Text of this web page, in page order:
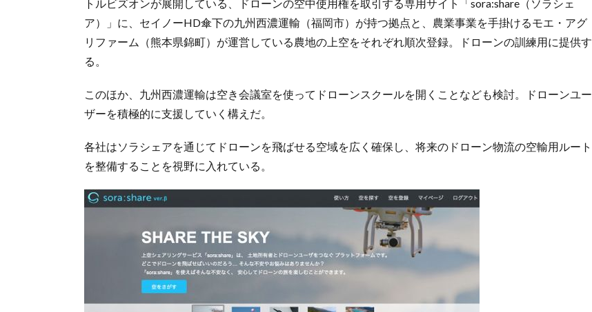
トルビズオンが展開している、ドローンの空中使用権を取引する専用サイト「sora:share（ソラシェ
ア）」に、セイノーHD傘下の九州西濃運輸（福岡市）が持つ拠点と、農業事業を手掛けるモエ・アグ
リファーム（熊本県錦町）が運営している農地の上空をそれぞれ順次登録。ドローンの訓練用に提供す
る。
このほか、九州西濃運輸は空き会議室を使ってドローンスクールを開くことなども検討。ドローンユー
ザーを積極的に支援していく構えだ。
各社はソラシェアを通じてドローンを飛ばせる空域を広く確保し、将来のドローン物流の空輸用ルート
を整備することを視野に入れている。